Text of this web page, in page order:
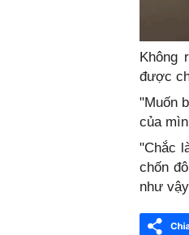
Không
được
"Muốn
của
"Chắc
chốn
như